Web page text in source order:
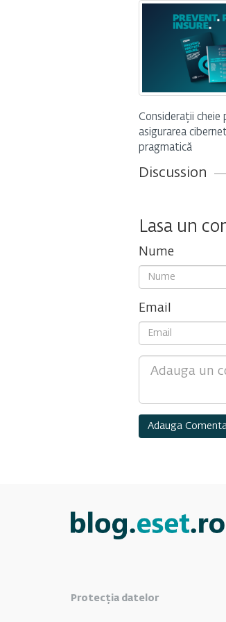
Considerații cheie
asigurarea
pragmatică
Discussion
Lasa un
Nume
Email
Comment
Protecția datelor